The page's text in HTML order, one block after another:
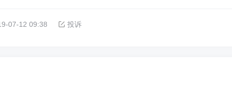
07-12 09:38 投诉